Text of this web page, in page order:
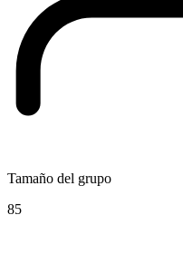
Tamaño del grupo
85